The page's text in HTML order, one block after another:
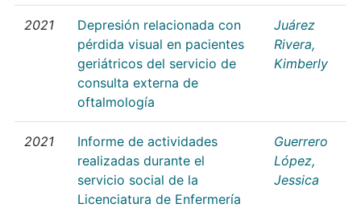
2021
Depresión relacionada con
pérdida visual en pacientes
geriátricos del servicio de
consulta externa de
oftalmología
Juárez
Rivera,
Kimberly
2021
Informe de actividades
realizadas durante el
servicio social de la
Licenciatura de Enfermería
Guerrero
López,
Jessica